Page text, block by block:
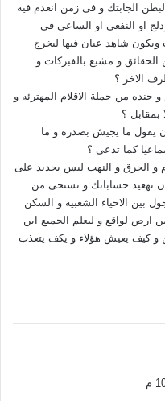
الجابتك و فى زمن انعدم فيه
او النفعى او الساعى فى
ويكون شاهد عيان فيها ليخرج
الحقائق و مشبع بالفبركات و
الاخر ؟
جنده من حملة الاقلام المهترئه و
بمقابل ؟
يقول ما يجيش بصدره و ما
كما تدعى ؟
و الحرق و النهب ليس بجديد على
تهعيد حساباتك و تستحى من
بين الاحياء الشعبيه و السكن
ارض لواقع و ليعلم الجميع اين
و كيف يعيش هؤلاء و يكف يتعذب